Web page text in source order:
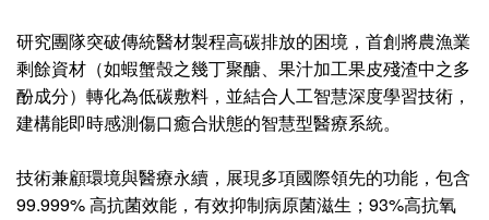
研究團隊突破傳統醫材製程高碳排放的困境，首創將農漁業
剩餘資材（如蝦蟹殼之幾丁聚醣、果汁加工果皮殘渣中之多
酚成分）轉化為低碳敷料，並結合人工智慧深度學習技術，
建構能即時感測傷口癒合狀態的智慧型醫療系統。
技術兼顧環境與醫療永續，展現多項國際領先的功能，包含
99.999% 高抗菌效能，有效抑制病原菌滋生；93%高抗氧